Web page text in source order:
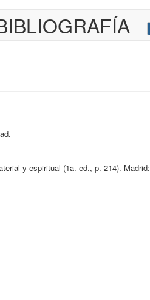
.
y espiritual (1a. ed., p. 214). Madrid: